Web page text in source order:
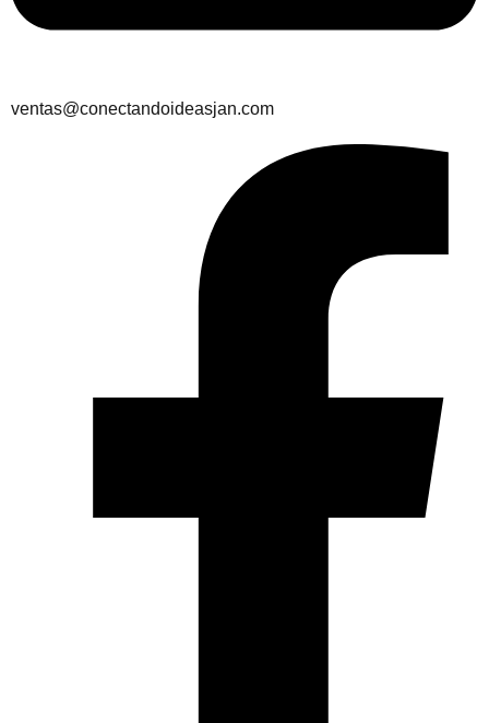
ventas@conectandoideasjan.com